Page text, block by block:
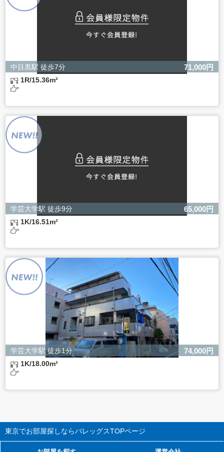
中目黒駅 徒歩7分 71,000円
1R/15.36m²
学芸大学駅 徒歩9分 65,000円
1K/16.51m²
学芸大学駅 徒歩1分 74,000円
1K/18.00m²
東京でお部屋探しならバレッグスTOPページ